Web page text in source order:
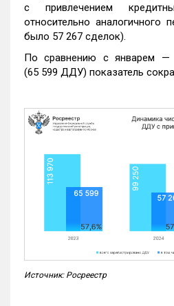
с привлечением
относительно аналогичного
было 57 267 сделок).
По сравнению с январем —
(65 599 ДДУ) показатель
Источник: Росреестр